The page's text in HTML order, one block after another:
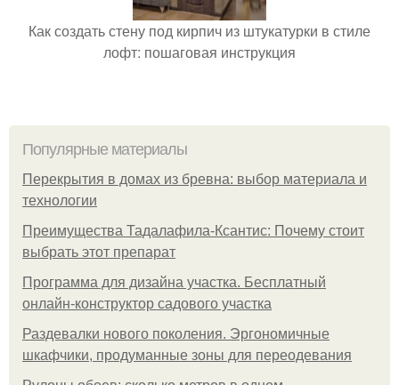
Как создать стену под кирпич из штукатурки в стиле
лофт: пошаговая инструкция
Популярные материалы
Перекрытия в домах из бревна: выбор материала и
технологии
Преимущества Тадалафила-Ксантис: Почему стоит
выбрать этот препарат
Программа для дизайна участка. Бесплатный
онлайн-конструктор садового участка
Раздевалки нового поколения. Эргономичные
шкафчики, продуманные зоны для переодевания